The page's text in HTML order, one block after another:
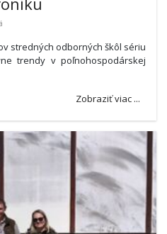
stredných odborných škôl sériu
trendy v poľnohospodárskej
Zobraziť viac ...